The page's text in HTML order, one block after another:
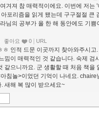
겨져 참 매력적이에요. 이번에 저는
포리즘을 읽게 됐는데 구구절절 큰
님의 공부가 올 한 해 동안에도 기쁨
좋아요 0 URL
ㅎ 인적 드문 이곳까지 찾아와주시고
낌이 매력적인 것 같습니다. 숙제 검
같으니까요. 군 생활할 때 처음 책을
침놀>이었던 기억이 나네요.
새해 복 많이 받으세요~